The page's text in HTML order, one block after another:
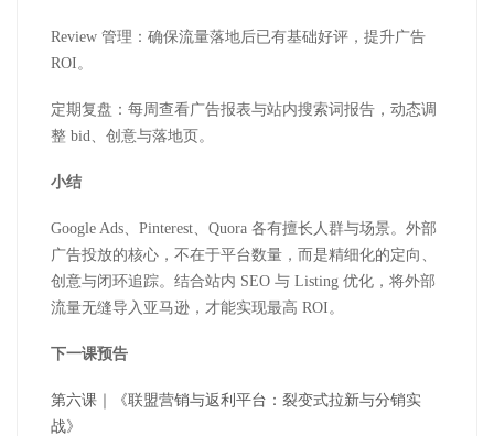
Review 管理：确保流量落地后已有基础好评，提升广告
ROI。
定期复盘：每周查看广告报表与站内搜索词报告，动态调
整 bid、创意与落地页。
小结
Google Ads、Pinterest、Quora 各有擅长人群与场景。外部
广告投放的核心，不在于平台数量，而是精细化的定向、
创意与闭环追踪。结合站内 SEO 与 Listing 优化，将外部
流量无缝导入亚马逊，才能实现最高 ROI。
下一课预告
第六课｜《联盟营销与返利平台：裂变式拉新与分销实
战》